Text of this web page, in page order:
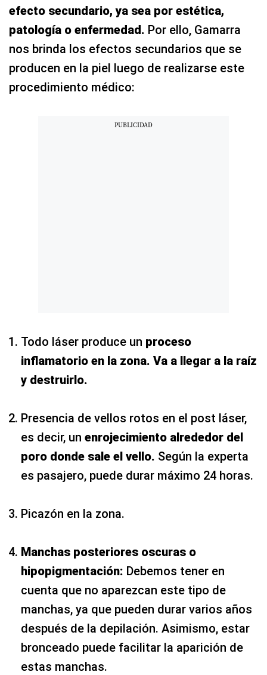
efecto secundario, ya sea por estética,
patología o enfermedad. Por ello, Gamarra
nos brinda los efectos secundarios que se
producen en la piel luego de realizarse este
procedimiento médico:
Todo láser produce un proceso
inflamatorio en la zona. Va a llegar a la raíz
y destruirlo.
Presencia de vellos rotos en el post láser,
es decir, un enrojecimiento alrededor del
poro donde sale el vello. Según la experta
es pasajero, puede durar máximo 24 horas.
Picazón en la zona.
Manchas posteriores oscuras o
hipopigmentación: Debemos tener en
cuenta que no aparezcan este tipo de
manchas, ya que pueden durar varios años
después de la depilación. Asimismo, estar
bronceado puede facilitar la aparición de
estas manchas.